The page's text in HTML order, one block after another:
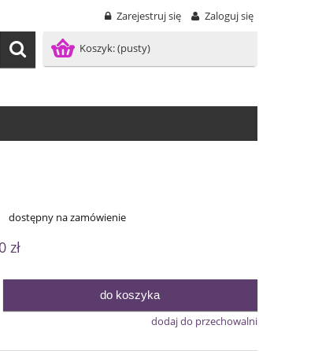
Zarejestruj się Zaloguj się
Koszyk:(pusty)
dostępny na zamówienie
zł
do koszyka
dodaj do przechowalni